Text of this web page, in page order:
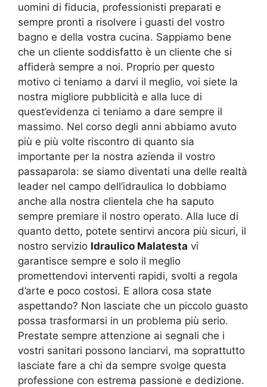
uomini di fiducia, professionisti preparati e
sempre pronti a risolvere i guasti del vostro
bagno e della vostra cucina. Sappiamo bene
che un cliente soddisfatto è un cliente che si
affiderà sempre a noi. Proprio per questo
motivo ci teniamo a darvi il meglio, voi siete la
nostra migliore pubblicità e alla luce di
quest’evidenza ci teniamo a dare sempre il
massimo. Nel corso degli anni abbiamo avuto
più e più volte riscontro di quanto sia
importante per la nostra azienda il vostro
passaparola: se siamo diventati una delle realtà
leader nel campo dell’idraulica lo dobbiamo
anche alla nostra clientela che ha saputo
sempre premiare il nostro operato. Alla luce di
quanto detto, potete sentirvi ancora più sicuri, il
nostro servizio Idraulico Malatesta vi
garantisce sempre e solo il meglio
promettendovi interventi rapidi, svolti a regola
d’arte e poco costosi. E allora cosa state
aspettando? Non lasciate che un piccolo guasto
possa trasformarsi in un problema più serio.
Prestate sempre attenzione ai segnali che i
vostri sanitari possono lanciarvi, ma soprattutto
lasciate fare a chi da sempre svolge questa
professione con estrema passione e dedizione.